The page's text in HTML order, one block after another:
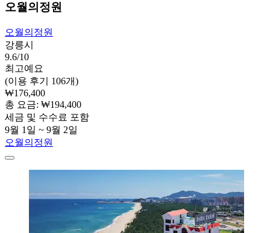
오월의정원
오월의정원
강릉시
9.6/10
최고예요
(이용 후기 106개)
₩176,400
총 요금: ₩194,400
세금 및 수수료 포함
9월 1일 ~ 9월 2일
오월의정원